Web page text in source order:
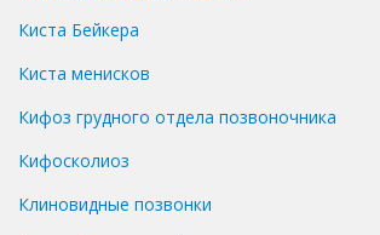
Киста Бейкера
Киста менисков
Кифоз грудного отдела позвоночника
Кифосколиоз
Клиновидные позвонки